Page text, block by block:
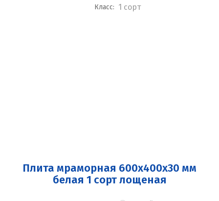
Класс: 1 сорт
Плита мраморная 600x400x30 мм
белая 1 сорт лощеная